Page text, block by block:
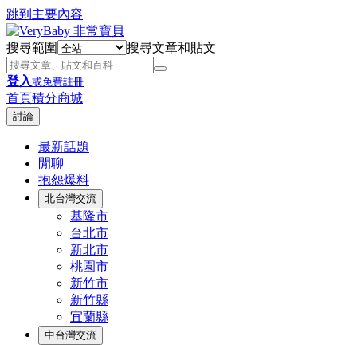
跳到主要內容
搜尋範圍 搜尋文章和貼文
登入或免費註冊
首頁積分商城
討論
最新話題
閒聊
抱怨爆料
北台灣交流
基隆市
台北市
新北市
桃園市
新竹市
新竹縣
宜蘭縣
中台灣交流